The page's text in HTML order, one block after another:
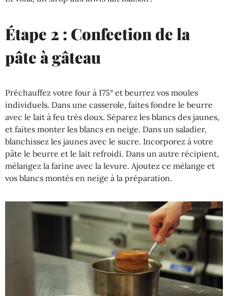
Étape 2 : Confection de la
pâte à gâteau
Préchauffez votre four à 175° et beurrez vos moules
individuels. Dans une casserole, faites fondre le beurre
avec le lait à feu très doux. Séparez les blancs des jaunes,
et faites monter les blancs en neige. Dans un saladier,
blanchissez les jaunes avec le sucre. Incorporez à votre
pâte le beurre et le lait refroidi. Dans un autre récipient,
mélangez la farine avec la levure. Ajoutez ce mélange et
vos blancs montés en neige à la préparation.